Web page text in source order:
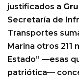
justificados a
Secretaría de
Transportes
Marina otros 211
Estado” —esas
patriótica—